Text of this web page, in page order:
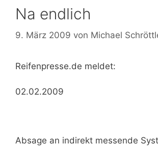
Na endlich
9. März 2009 von Michael
Reifenpresse.de meldet:
02.02.2009
Absage an indirekt messende